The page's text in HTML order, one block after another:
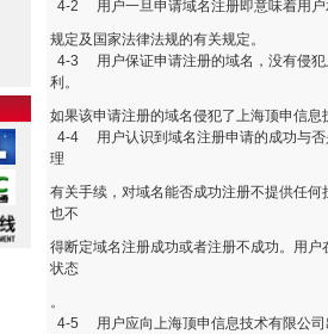
4-2 用户一旦申请域名注册即意味着用户
规定及国家法律法规的有关规定。
4-3 用户保证申请注册的域名，没有侵犯
利。
如果该申请注册的域名侵犯了上海顶申信
4-4 用户认识到域名注册申请的成功与否
理
有关手续，对域名能否成功注册不提供任
也不
得断定域名注册成功或者注册不成功。用
状态
。
4-5 用户应向上海顶申信息技术有限公司